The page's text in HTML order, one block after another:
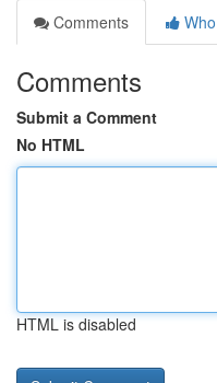
Comments
Comments
Submit a Comment
No HTML
HTML is disabled